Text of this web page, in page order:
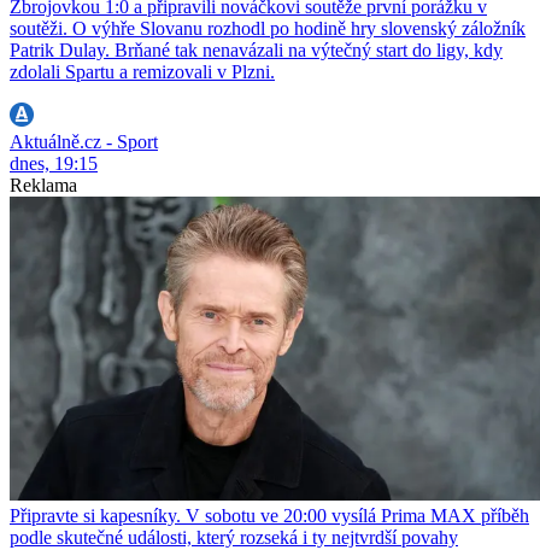
Zbrojovkou 1:0 a připravili nováčkovi soutěže první porážku v
soutěži. O výhře Slovanu rozhodl po hodině hry slovenský záložník
Patrik Dulay. Brňané tak nenavázali na výtečný start do ligy, kdy
zdolali Spartu a remizovali v Plzni.
Aktuálně.cz - Sport
dnes, 19:15
Reklama
Připravte si kapesníky. V sobotu ve 20:00 vysílá Prima MAX příběh
podle skutečné události, který rozseká i ty nejtvrdší povahy